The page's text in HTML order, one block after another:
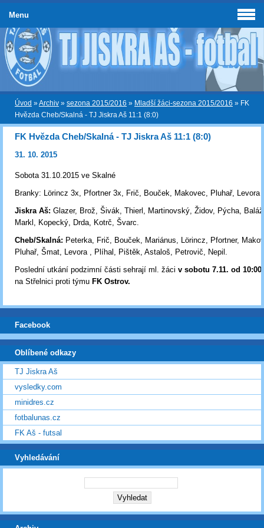
Úvod »Archiv » sezona 2015/2016 » Mladší žáci-sezona 2015/2016 » FK
Hvězda Cheb/Skalná - TJ Jiskra Aš 11:1 (8:0)
FK Hvězda Cheb/Skalná - TJ Jiskra Aš 11:1 (8:0)
31. 10. 2015
Sobota 31.10.2015 ve Skalné
Branky: Lörincz 3x, Pfortner 3x, Frič, Bouček, Makovec, Pluhař, Levora
Jiskra Aš: Glazer, Brož, Šivák, Thierl, Martinovský, Židov, Pýcha,
Markl, Kopecký, Drda, Kotrč, Švarc.
Cheb/Skalná: Peterka, Frič, Bouček, Mariánus, Lörincz, Pfortner,
Pluhař, Šmat, Levora , Plíhal, Pištěk, Astaloš, Petrovič, Nepil.
Poslední utkání podzimní části sehrají ml. žáci v sobotu 7.11. od 10:00
na Střelnici proti týmu FK Ostrov.
Menu
Facebook
Oblíbené odkazy
TJ Jiskra Aš
vysledky.com
minidres.cz
fotbalunas.cz
FK Aš - futsal
Vyhledávání